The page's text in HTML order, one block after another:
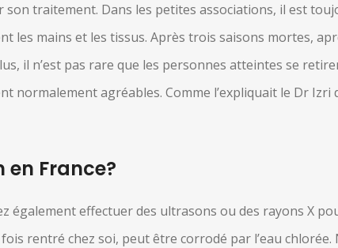
traitement. Dans les petites associations, il est
les mains et les tissus. Après trois saisons mortes,
il n’est pas rare que les personnes atteintes se
normalement agréables. Comme l’expliquait le Dr
France?
également effectuer des ultrasons ou des rayons X
rentré chez soi, peut être corrodé par l’eau